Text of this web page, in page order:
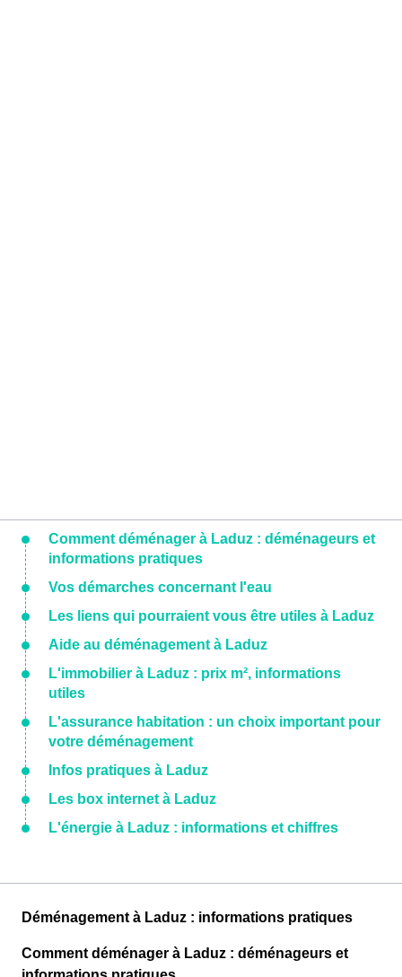
Comment déménager à Laduz : déménageurs et
informations pratiques
Vos démarches concernant l'eau
Les liens qui pourraient vous être utiles à Laduz
Aide au déménagement à Laduz
L'immobilier à Laduz : prix m², informations
utiles
L'assurance habitation : un choix important pour
votre déménagement
Infos pratiques à Laduz
Les box internet à Laduz
L'énergie à Laduz : informations et chiffres
Déménagement à Laduz : informations pratiques
Comment déménager à Laduz : déménageurs et